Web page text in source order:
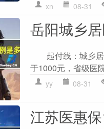
xn 08-31
岳阳城乡
起付线：城乡居
于1000元，省级
yy 08-31
江苏医惠